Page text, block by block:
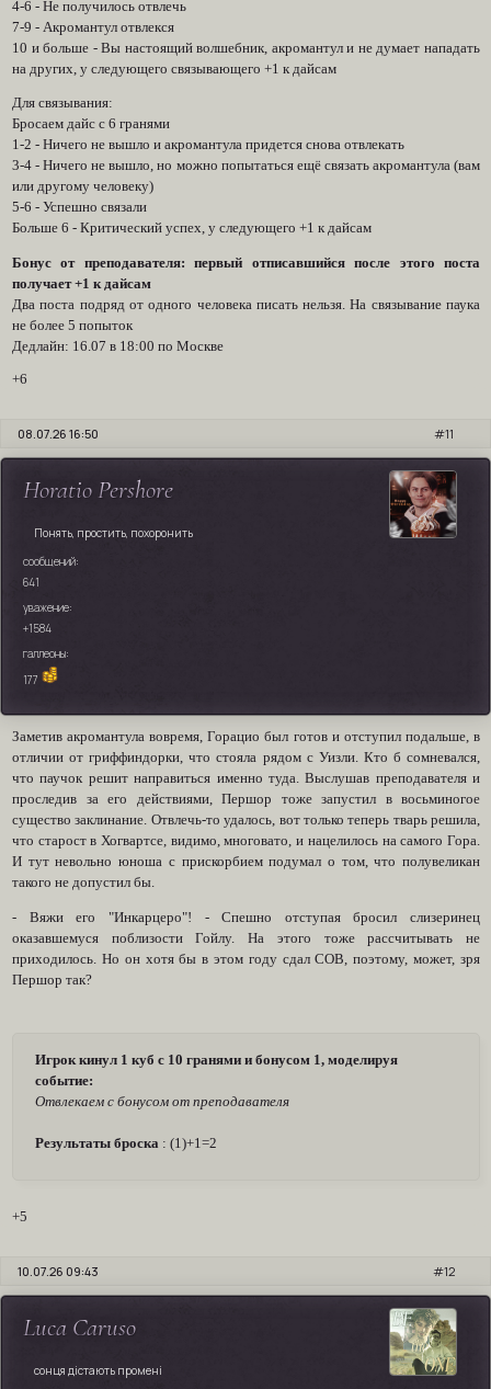
4-6 - Не получилось отвлечь
7-9 - Акромантул отвлекся
10 и больше - Вы настоящий волшебник, акромантул и не думает нападать
на других, у следующего связывающего +1 к дайсам
Для связывания:
Бросаем дайс с 6 гранями
1-2 - Ничего не вышло и акромантула придется снова отвлекать
3-4 - Ничего не вышло, но можно попытаться ещё связать акромантула (вам
или другому человеку)
5-6 - Успешно связали
Больше 6 - Критический успех, у следующего +1 к дайсам
Бонус от преподавателя: первый отписавшийся после этого поста
получает +1 к дайсам
Два поста подряд от одного человека писать нельзя. На связывание паука
не более 5 попыток
Дедлайн: 16.07 в 18:00 по Москве
+6
11
08.07.26 16:50
Horatio Pershore
Понять, простить, похоронить
сообщений:
641
уважение:
+1584
галлеоны:
177
Заметив акромантула вовремя, Горацио был готов и отступил подальше, в
отличии от гриффиндорки, что стояла рядом с Уизли. Кто б сомневался,
что паучок решит направиться именно туда. Выслушав преподавателя и
проследив за его действиями, Першор тоже запустил в восьминогое
существо заклинание. Отвлечь-то удалось, вот только теперь тварь решила,
что старост в Хогвартсе, видимо, многовато, и нацелилось на самого Гора.
И тут невольно юноша с прискорбием подумал о том, что полувеликан
такого не допустил бы.
- Вяжи его "Инкарцеро"! - Спешно отступая бросил слизеринец
оказавшемуся поблизости Гойлу. На этого тоже рассчитывать не
приходилось. Но он хотя бы в этом году сдал СОВ, поэтому, может, зря
Першор так?
Игрок кинул 1 куб с 10 гранями и бонусом 1, моделируя
событие:
Отвлекаем с бонусом от преподавателя
Результаты броска : (1)+1=2
+5
12
10.07.26 09:43
Luca Caruso
сонця дістають промені